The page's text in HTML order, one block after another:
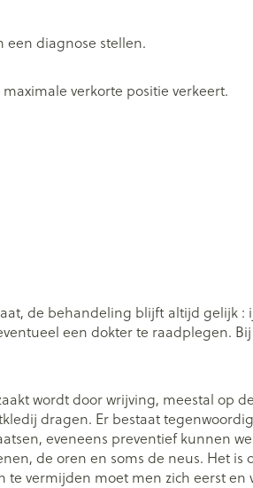
een diagnose stellen.
verkorte positie verkeert.
de behandeling blijft altijd gelijk :
een dokter te raadplegen.
wordt door wrijving, meestal op
dragen. Er bestaat
eveneens preventief kunnen
de oren en soms de neus. Het is
vermijden moet men zich eerst en